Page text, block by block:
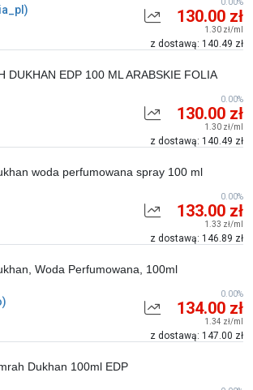
130.00 zł
1.30 zł/ml
z dostawą: 140.49 zł
0.00%
DUKHAN EDP 100 ML ARABSKIE FOLIA
130.00 zł
1.30 zł/ml
z dostawą: 140.49 zł
0.00%
woda perfumowana spray 100 ml
133.00 zł
1.33 zł/ml
z dostawą: 146.89 zł
0.00%
Woda Perfumowana, 100ml
134.00 zł
1.34 zł/ml
z dostawą: 147.00 zł
0.00%
Dukhan 100ml EDP